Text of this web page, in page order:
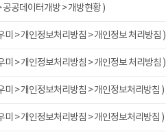
공공데이터개방 > 개방현황 )
미 > 개인정보처리방침 > 개인정보 처리방침 )
미 > 개인정보처리방침 > 개인정보 처리방침 )
미 > 개인정보처리방침 > 개인정보처리방침 )
미 > 개인정보처리방침 > 개인정보처리방침 )